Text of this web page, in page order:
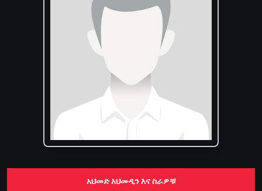
አህመድ አህመዲን እና ስራዎቹ